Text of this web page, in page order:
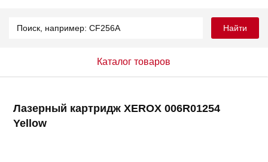
Найти
Каталог товаров
Лазерный картридж XEROX 006R01254
Yellow